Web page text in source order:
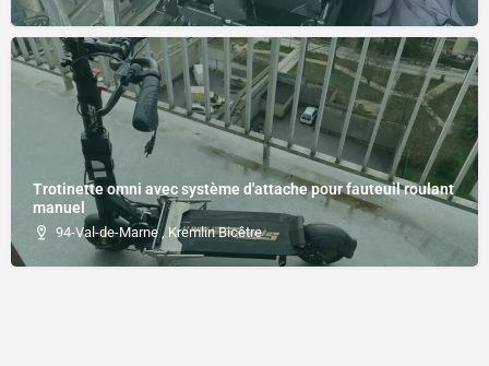
Trotinette omni avec système d'attache pour fauteuil roulant
manuel
94-Val-de-Marne , Kremlin Bicêtre